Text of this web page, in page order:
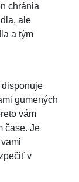
chránia
ale
a tým
gumených
vám
čase. Je
v